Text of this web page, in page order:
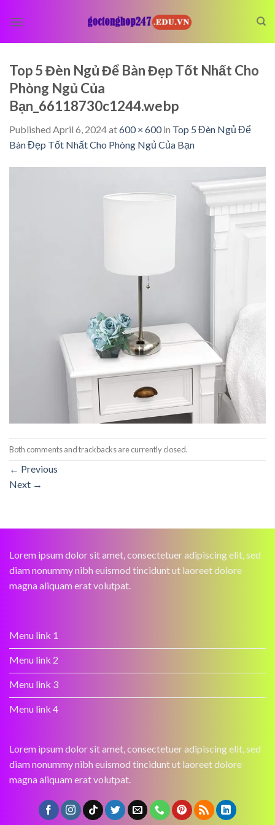
Top 5 Đèn Ngủ Để Bàn Đẹp Tốt Nhất Cho
Phòng Ngủ Của
Bạn_66118730c1244.webp
Published April 6, 2024at600 × 600in Top 5 Đèn Ngủ Để
Bàn Đẹp Tốt Nhất Cho Phòng Ngủ Của Bạn
Both comments and trackbacks are currently closed.
← Previous
Next →
Lorem ipsum dolor sit amet, consectetuer adipiscing elit, sed
diam nonummy nibh euismod tincidunt ut laoreet dolore
magna aliquam erat volutpat.
Menu link 1
Menu link 2
Menu link 3
Menu link 4
Lorem ipsum dolor sit amet, consectetuer adipiscing elit, sed
diam nonummy nibh euismod tincidunt ut laoreet dolore
magna aliquam erat volutpat.